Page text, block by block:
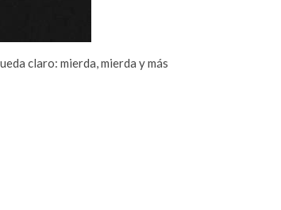
claro: mierda, mierda y más